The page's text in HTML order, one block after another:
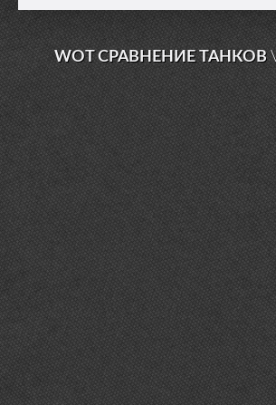
WOT СРАВНЕНИЕ ТАНКОВ